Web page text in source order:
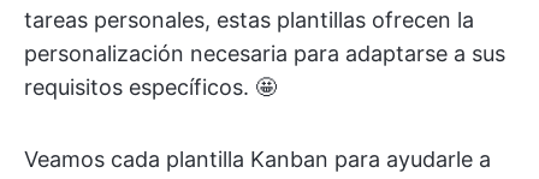
tareas personales, estas plantillas ofrecen la
personalización necesaria para adaptarse a sus
requisitos específicos. 🤩
Veamos cada plantilla Kanban para ayudarle a